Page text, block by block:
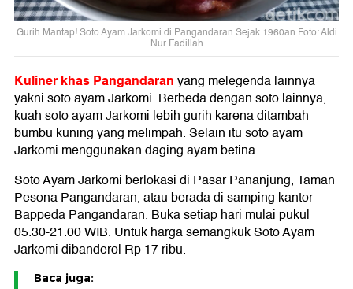
Gurih Mantap! Soto Ayam Jarkomi di Pangandaran Sejak 1960an Foto: Aldi
Nur Fadillah
Kuliner khas Pangandaranyang melegenda lainnya
yakni soto ayam Jarkomi. Berbeda dengan soto lainnya,
kuah soto ayam Jarkomi lebih gurih karena ditambah
bumbu kuning yang melimpah. Selain itu soto ayam
Jarkomi menggunakan daging ayam betina.
Soto Ayam Jarkomi berlokasi di Pasar Pananjung, Taman
Pesona Pangandaran, atau berada di samping kantor
Bappeda Pangandaran. Buka setiap hari mulai pukul
05.30-21.00 WIB. Untuk harga semangkuk Soto Ayam
Jarkomi dibanderol Rp 17 ribu.
Baca juga: